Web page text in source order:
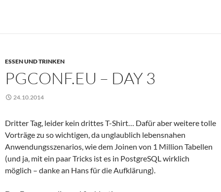
ESSEN UND TRINKEN
PGCONF.EU – DAY 3
24.10.2014
Dritter Tag, leider kein drittes T-Shirt… Dafür aber weitere tolle
Vorträge zu so wichtigen, da unglaublich lebensnahen
Anwendungsszenarios, wie dem Joinen von 1 Million Tabellen
(und ja, mit ein paar Tricks ist es in PostgreSQL wirklich
möglich – danke an Hans für die Aufklärung).